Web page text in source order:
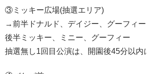
③ミッキー広場(抽選エリア)
→前半ドナルド、デイジー、グーフィー
後半ミッキー、ミニー、グーフィー
抽選無し1回目公演は、開園後45分以内